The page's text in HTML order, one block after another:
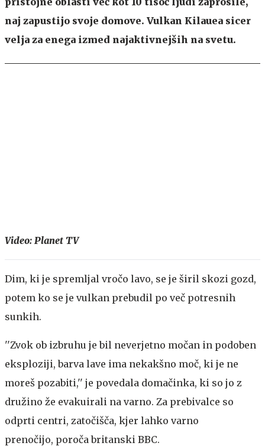
naj zapustijo svoje domove. Vulkan Kilauea sicer
velja za enega izmed najaktivnejših na svetu.
Video: Planet TV
Dim, ki je spremljal vročo lavo, se je širil skozi gozd,
potem ko se je vulkan prebudil po več potresnih
sunkih.
''Zvok ob izbruhu je bil neverjetno močan in podoben
eksploziji, barva lave ima nekakšno moč, ki je ne
moreš pozabiti,'' je povedala domačinka, ki so jo z
družino že evakuirali na varno. Za prebivalce so
odprti centri, zatočišča, kjer lahko varno
prenočijo, poroča britanski BBC.